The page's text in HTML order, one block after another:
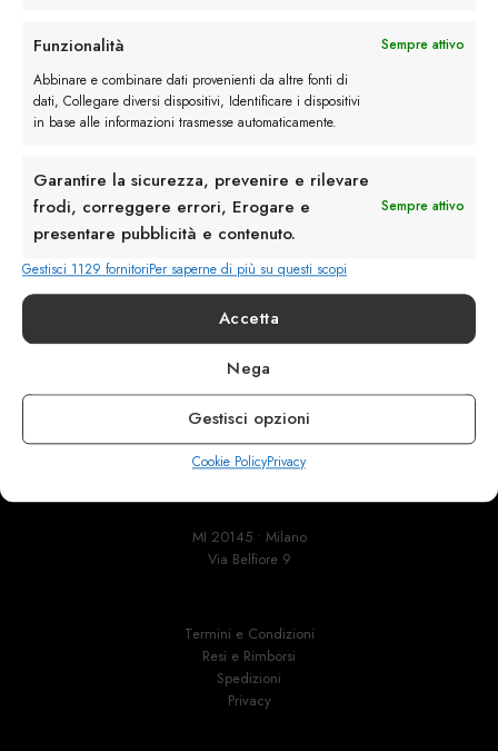
Funzionalità
Sempre attivo
Abbinare e combinare dati provenienti da altre fonti di
dati, Collegare diversi dispositivi, Identificare i dispositivi
in base alle informazioni trasmesse automaticamente.
Garantire la sicurezza, prevenire e rilevare
frodi, correggere errori, Erogare e
presentare pubblicità e contenuto.
Sempre attivo
Gestisci 1129 fornitoriPer saperne di più su questi scopi
Accetta
Nega
Gestisci opzioni
Cookie PolicyPrivacy
Rimani in contatto con noi
info@calzaturebelfiore.com
MI 20145 • Milano
Via Belfiore 9
Termini e Condizioni
Resi e Rimborsi
Spedizioni
Privacy